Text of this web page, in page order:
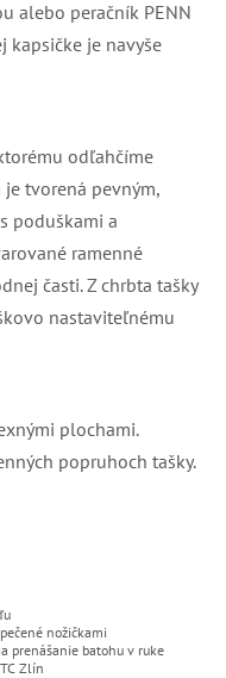
alebo peračník PENN
kapsičke je navyše
odľahčíme
tvorená pevným,
poduškami a
ramenné
časti. Z chrbta tašky
nastaviteľnému
plochami.
popruhoch tašky.
nožičkami
prenášanie batohu v ruke
Zlín